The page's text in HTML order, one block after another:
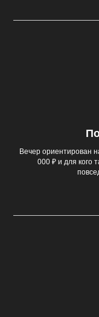
Вечер ориентирован
000 ₽ и для кого